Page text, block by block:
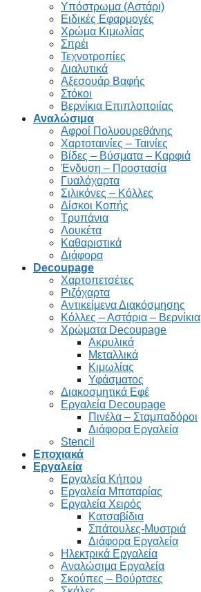
Υπόστρωμα (Αστάρι)
Ειδικές Εφαρμογές
Χρώμα Κιμωλίας
Σπρέι
Τεχνοτροπίες
Διαλυτικά
Αξεσουάρ Βαφής
Στόκοι
Βερνίκια Επιπλοποιίας
Αναλώσιμα
Αφροί Πολυουρεθάνης
Χαρτοταινίες – Ταινίες
Βίδες – Βύσματα – Καρφιά
Ένδυση – Προστασία
Γυαλόχαρτα
Σιλικόνες – Κόλλες
Δίσκοι Κοπής
Τρυπάνια
Λουκέτα
Καθαριστικά
Διάφορα
Decoupage
Χαρτοπετσέτες
Ριζόχαρτα
Αντικείμενα Διακόσμησης
Κόλλες – Αστάρια – Βερνίκια
Χρώματα Decoupage
Ακρυλικά
Μεταλλικά
Κιμωλίας
Υφάσματος
Διακοσμητικά Εφέ
Εργαλεία Decoupage
Πινέλα – Σταμπαδόροι
Διάφορα Εργαλεία
Stencil
Εποχιακά
Εργαλεία
Εργαλεία Κήπου
Εργαλεία Μπαταρίας
Εργαλεία Χειρός
Κατσαβίδια
Σπάτουλες-Μυστριά
Διάφορα Εργαλεία
Ηλεκτρικά Εργαλεία
Αναλώσιμα Εργαλεία
Σκούπες – Βούρτσες